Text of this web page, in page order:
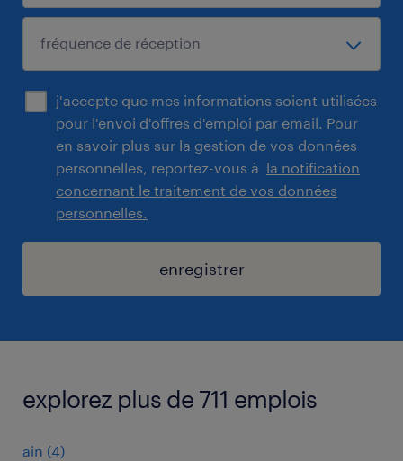
j'accepte que mes informations soient utilisées
pour l'envoi d'offres d'emploi par email. Pour
en savoir plus sur la gestion de vos données
personnelles, reportez-vous à la notification
concernant le traitement de vos données
personnelles.
enregistrer
explorez plus de 711 emplois
ain (4)